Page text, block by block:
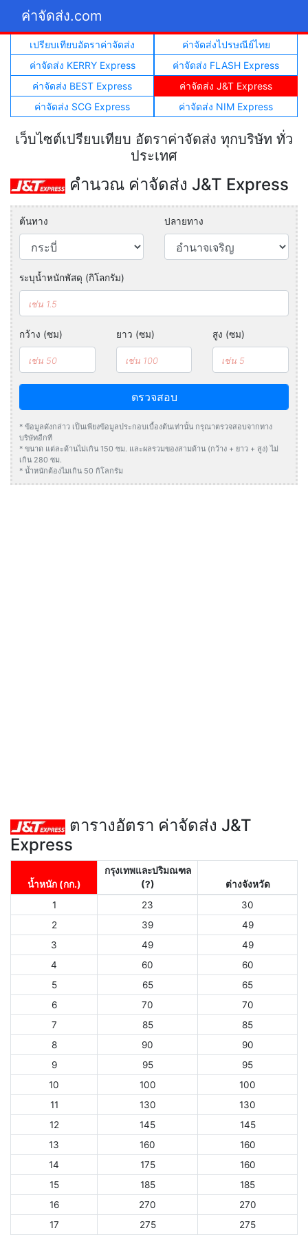
ค่าจัดส่ง.com
เปรียบเทียบอัตราค่าจัดส่ง
ค่าจัดส่งไปรษณีย์ไทย
ค่าจัดส่ง KERRY Express
ค่าจัดส่ง FLASH Express
ค่าจัดส่ง BEST Express
ค่าจัดส่ง J&T Express
ค่าจัดส่ง SCG Express
ค่าจัดส่ง NIM Express
เว็บไซต์เปรียบเทียบ อัตราค่าจัดส่ง ทุกบริษัท ทั่ว
ประเทศ
คำนวณ ค่าจัดส่ง J&T Express
ต้นทาง ปลายทาง
ระบุน้ำหนักพัสดุ (กิโลกรัม)
กว้าง (ซม) ยาว (ซม) สูง (ซม)
ตรวจสอบ
* ข้อมูลดังกล่าว เป็นเพียงข้อมูลประกอบเบื้องต้นเท่านั้น กรุณาตรวจสอบจากทาง
บริษัทอีกที
* ขนาด แต่ละด้านไม่เกิน 150 ซม. และผลรวมของสามด้าน (กว้าง + ยาว + สูง) ไม่
เกิน 280 ซม.
* น้ำหนักต้องไมเกิน 50 กิโลกรัม
ตารางอัตรา ค่าจัดส่ง J&T
Express
น้ำหนัก (กก.)
กรุงเทพและปริมณฑล
(?)
ต่างจังหวัด
1
23
30
2
39
49
3
49
49
4
60
60
5
65
65
6
70
70
7
85
85
8
90
90
9
95
95
10
100
100
11
130
130
12
145
145
13
160
160
14
175
160
15
185
185
16
270
270
17
275 275